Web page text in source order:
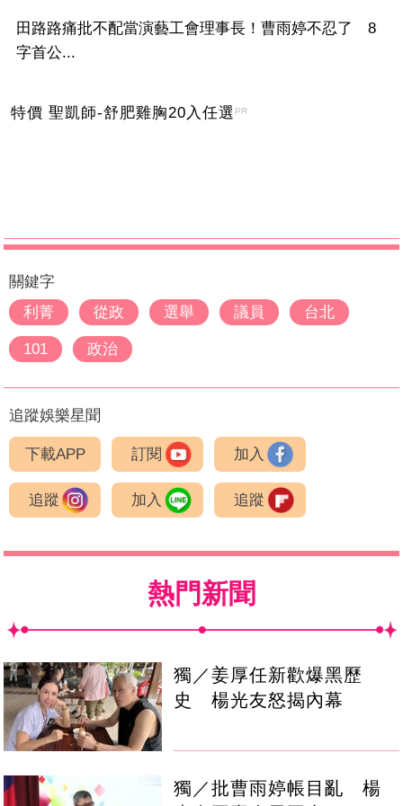
田路路痛批不配當演藝工會理事長！曹雨婷不忍了 8
字首公...
特價 聖凱師-舒肥雞胸20入任選 PR
關鍵字
利菁
從政 選舉 議員 台北
101 政治
追蹤娛樂星聞
下載APP 訂閱 加入
追蹤 加入 追蹤
熱門新聞
獨／姜厚任新歡爆黑歷
史 楊光友怒揭內幕
獨／批曹雨婷帳目亂 楊